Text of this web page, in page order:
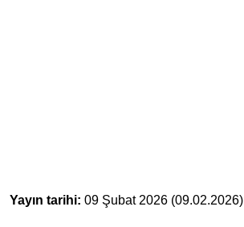
Yayın tarihi: 09 Şubat 2026 (09.02.2026)